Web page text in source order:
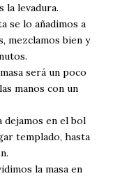
la levadura.
se lo añadimos a
mezclamos bien y
será un poco
manos con un
dejamos en el bol
templado, hasta
la masa en